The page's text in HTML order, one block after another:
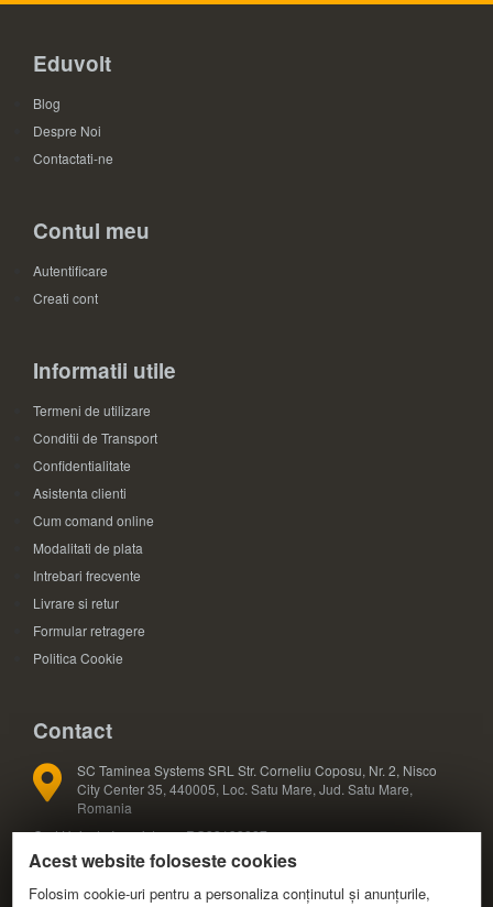
Eduvolt
Blog
Despre Noi
Contactati-ne
Contul meu
Autentificare
Creati cont
Informatii utile
Termeni de utilizare
Conditii de Transport
Confidentialitate
Asistenta clienti
Cum comand online
Modalitati de plata
Intrebari frecvente
Livrare si retur
Formular retragere
Politica Cookie
Contact
SC Taminea Systems SRL Str. Corneliu Coposu, Nr. 2, Nisco
City Center 35, 440005, Loc. Satu Mare, Jud. Satu Mare,
Romania
Cod Unic de Inregistrare: RO33133887
Registrul Comertului: J30/327/2014
COD CAEN: 4791
Acest website foloseste cookies
Folosim cookie-uri pentru a personaliza conținutul și anunțurile,